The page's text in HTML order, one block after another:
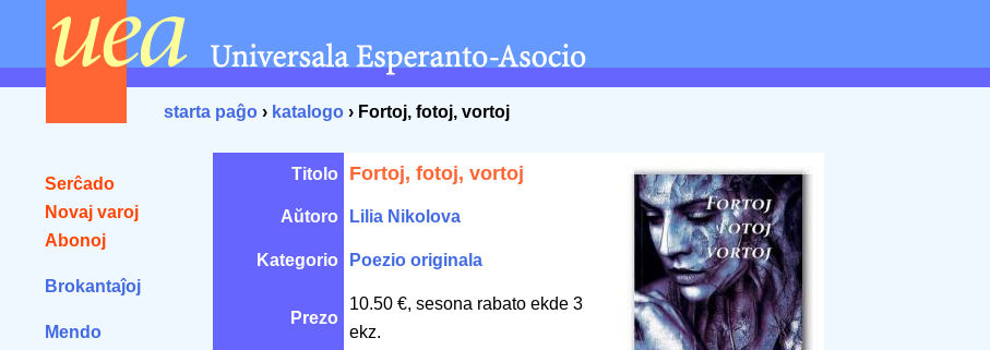
starta paĝo › katalogo › Fortoj, fotoj, vortoj
Serĉado
Novaj varoj
Abonoj
Brokantaĵoj
Mendo
Titolo Fortoj, fotoj, vortoj
Aŭtoro Lilia Nikolova
Kategorio Poezio originala
Prezo
10.50 €, sesona rabato ekde 3
ekz.